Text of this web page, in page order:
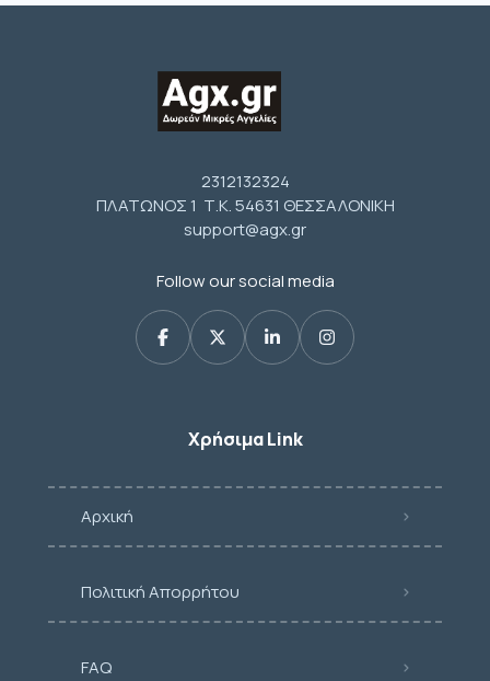
2312132324
ΠΛΑΤΩΝΟΣ 1 Τ.Κ. 54631 ΘΕΣΣΑΛΟΝΙΚΗ
support@agx.gr
Follow our social media
Χρήσιμα Link
Αρχική
Πολιτική Απορρήτου
FAQ